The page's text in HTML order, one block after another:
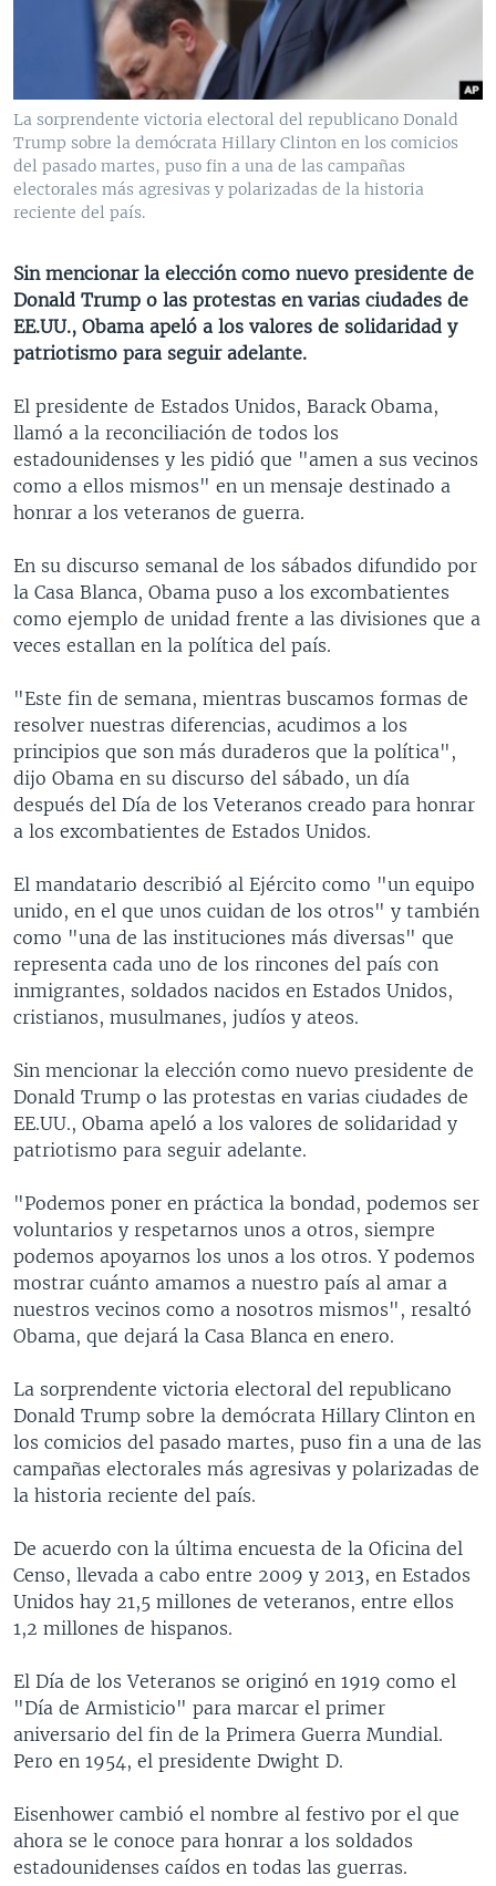
VENEZUELA
NICARAGUA
ECONOMÍA
ENTRETENIMIENTO Y CULTURA
TECNOLOGÍA
DEPORTES
CIENCIA Y SALUD
MULTIMEDIA
FOTOGRAFÍA
AUDIOS
PROGRAMAS TV
EL MUNDO AL DÍA
FORO INTERAMERICANO
VISIÓN 360
LAS CLAVES
RADIO
AVANCE INFORMATIVO
AUDIONOTICIAS
BUENOS DÍAS AMÉRICA
EL MUNDO AL DÍA [RADIO]
FORO [RADIO]
NOTA ECONÓMICA
ENTRETENIMIENTO
DIRECT
DOCUMENTALES DE LA VOA
SÍGANOS
Idiomas
La sorprendente victoria electoral del republicano Donald
Trump sobre la demócrata Hillary Clinton en los comicios
del pasado martes, puso fin a una de las campañas
electorales más agresivas y polarizadas de la historia
reciente del país.
Sin mencionar la elección como nuevo presidente de
Donald Trump o las protestas en varias ciudades de
EE.UU., Obama apeló a los valores de solidaridad y
patriotismo para seguir adelante.
El presidente de Estados Unidos, Barack Obama,
llamó a la reconciliación de todos los
estadounidenses y les pidió que "amen a sus vecinos
como a ellos mismos" en un mensaje destinado a
honrar a los veteranos de guerra.
En su discurso semanal de los sábados difundido por
la Casa Blanca, Obama puso a los excombatientes
como ejemplo de unidad frente a las divisiones que a
veces estallan en la política del país.
"Este fin de semana, mientras buscamos formas de
resolver nuestras diferencias, acudimos a los
principios que son más duraderos que la política",
dijo Obama en su discurso del sábado, un día
después del Día de los Veteranos creado para honrar
a los excombatientes de Estados Unidos.
El mandatario describió al Ejército como "un equipo
unido, en el que unos cuidan de los otros" y también
como "una de las instituciones más diversas" que
representa cada uno de los rincones del país con
inmigrantes, soldados nacidos en Estados Unidos,
cristianos, musulmanes, judíos y ateos.
Sin mencionar la elección como nuevo presidente de
Donald Trump o las protestas en varias ciudades de
EE.UU., Obama apeló a los valores de solidaridad y
patriotismo para seguir adelante.
"Podemos poner en práctica la bondad, podemos ser
voluntarios y respetarnos unos a otros, siempre
podemos apoyarnos los unos a los otros. Y podemos
mostrar cuánto amamos a nuestro país al amar a
nuestros vecinos como a nosotros mismos", resaltó
Obama, que dejará la Casa Blanca en enero.
La sorprendente victoria electoral del republicano
Donald Trump sobre la demócrata Hillary Clinton en
los comicios del pasado martes, puso fin a una de las
campañas electorales más agresivas y polarizadas de
la historia reciente del país.
De acuerdo con la última encuesta de la Oficina del
Censo, llevada a cabo entre 2009 y 2013, en Estados
Unidos hay 21,5 millones de veteranos, entre ellos
1,2 millones de hispanos.
El Día de los Veteranos se originó en 1919 como el
"Día de Armisticio" para marcar el primer
aniversario del fin de la Primera Guerra Mundial.
Pero en 1954, el presidente Dwight D.
Eisenhower cambió el nombre al festivo por el que
ahora se le conoce para honrar a los soldados
estadounidenses caídos en todas las guerras.